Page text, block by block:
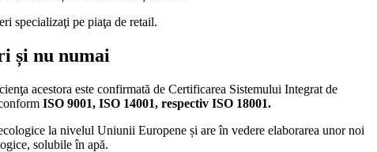
specializaţi pe piaţa de retail.
și nu numai
acestora este confirmată de Certificarea Sistemului Integrat de
ISO 9001, ISO 14001, respectiv ISO 18001.
la nivelul Uniunii Europene și are în vedere elaborarea unor noi
solubile în apă.